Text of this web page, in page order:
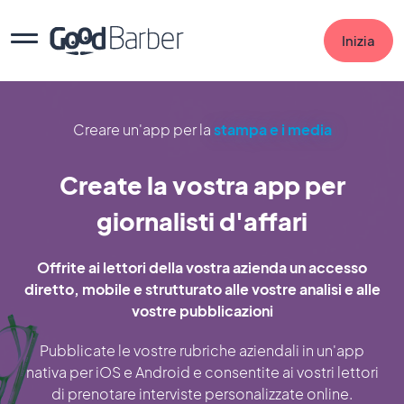
Inizia
Creare un'app per lastampa e i media
Create la vostra app per
giornalisti d'affari
Offrite ai lettori della vostra azienda un accesso
diretto, mobile e strutturato alle vostre analisi e alle
vostre pubblicazioni
Pubblicate le vostre rubriche aziendali in un'app
nativa per iOS e Android e consentite ai vostri lettori
di prenotare interviste personalizzate online.